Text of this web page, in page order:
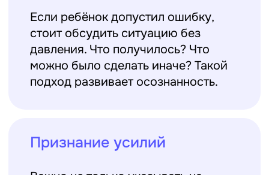
И ПОДДЕРЖКИ
Самостоятельность не развивается в условиях
контроля и критики.Дети должны чувствовать,
что их решения важны, даже если они не
идеальны.